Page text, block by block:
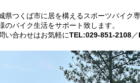
県つくば市に居を構えるスポーツバイク専
のバイク生活をサポート致します。
い合わせはお気軽にTEL:029-851-2108／